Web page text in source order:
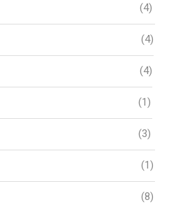
(4)
(4)
(4)
(1)
(3)
(1)
(8)